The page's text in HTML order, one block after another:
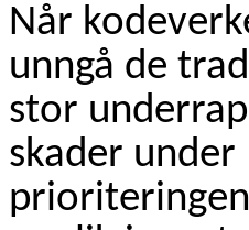
Når
unngå de
stor
skader